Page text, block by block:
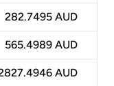
282.7495 AUD
565.4989 AUD
AUD